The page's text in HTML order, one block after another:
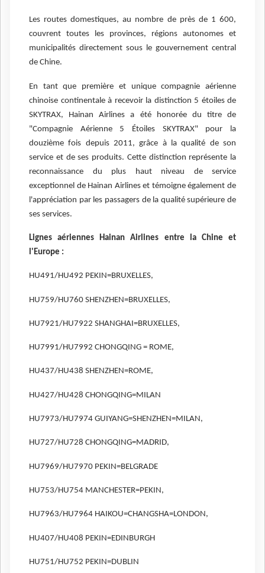
Les routes domestiques, au nombre de près de 1 600,
couvrent toutes les provinces, régions autonomes et
municipalités directement sous le gouvernement central
de Chine.
En tant que première et unique compagnie aérienne
chinoise continentale à recevoir la distinction 5 étoiles de
SKYTRAX, Hainan Airlines a été honorée du titre de
"Compagnie Aérienne 5 Étoiles SKYTRAX" pour la
douzième fois depuis 2011, grâce à la qualité de son
service et de ses produits. Cette distinction représente la
reconnaissance du plus haut niveau de service
exceptionnel de Hainan Airlines et témoigne également de
l'appréciation par les passagers de la qualité supérieure de
ses services.
Lignes aériennes Hainan Airlines entre la Chine et
l'Europe :
HU491/HU492 PEKIN=BRUXELLES,
HU759/HU760 SHENZHEN=BRUXELLES,
HU7921/HU7922 SHANGHAI=BRUXELLES,
HU7991/HU7992 CHONGQING = ROME,
HU437/HU438 SHENZHEN=ROME,
HU427/HU428 CHONGQING=MILAN
HU7973/HU7974 GUIYANG=SHENZHEN=MILAN,
HU727/HU728 CHONGQING=MADRID,
HU7969/HU7970 PEKIN=BELGRADE
HU753/HU754 MANCHESTER=PEKIN,
HU7963/HU7964 HAIKOU=CHANGSHA=LONDON,
HU407/HU408 PEKIN=EDINBURGH
HU751/HU752 PEKIN=DUBLIN